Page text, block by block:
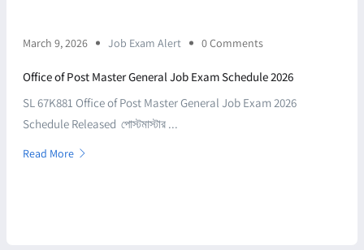
March 9, 2026 Job Exam Alert 0 Comments
Office of Post Master General Job Exam Schedule 2026
SL 67K881 Office of Post Master General Job Exam 2026
Schedule Released পোস্টমাস্টার ...
Read More